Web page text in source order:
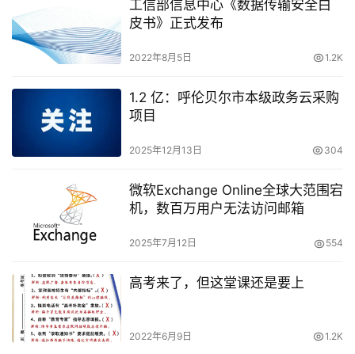
工信部信息中心《数据传输安全白
皮书》正式发布
2022年8月5日 1.2K
1.2 亿：呼伦贝尔市本级政务云采购
项目
2025年12月13日 304
微软Exchange Online全球大范围宕
机，数百万用户无法访问邮箱
2025年7月12日 554
高考来了，但这堂课还是要上
2022年6月9日 1.2K